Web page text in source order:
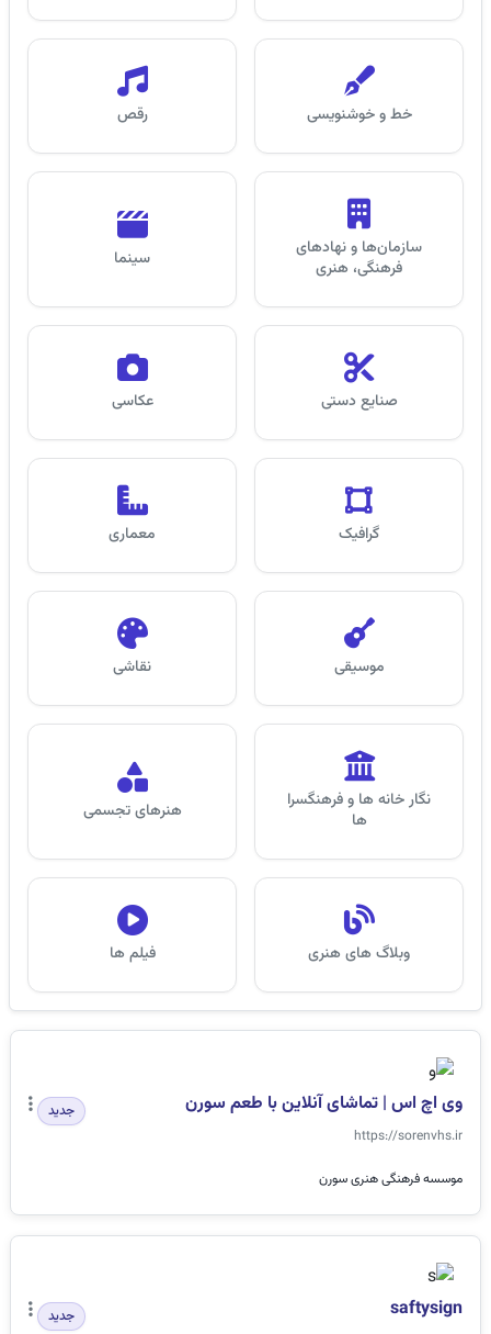
خط و خوشنویسی رقص
سازمان‌ها و نهادهای
فرهنگی، هنری
سینما
صنایع دستی عکاسی
گرافیک معماری
موسیقی نقاشی
نگار خانه ها و فرهنگسرا
ها
هنرهای تجسمی
وبلاگ های هنری فیلم ها
وی اچ اس | تماشای آنلاین با طعم سورن
https://sorenvhs.ir
جدید
موسسه فرهنگی هنری سورن
saftysign جدید